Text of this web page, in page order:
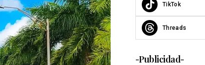
TikTok
Threads
-Publicidad-